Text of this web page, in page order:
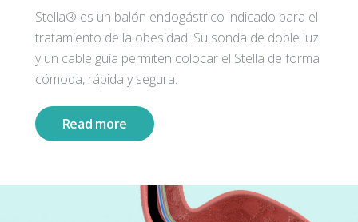
Stella® es un balón endogástrico indicado para el
tratamiento de la obesidad. Su sonda de doble luz
y un cable guía permiten colocar el Stella de forma
cómoda, rápida y segura.
Read more